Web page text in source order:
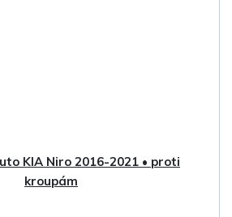
KIA Niro 2016-2021 • proti
kroupám